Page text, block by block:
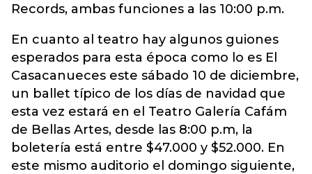
Records, ambas funciones a las 10:00 p.m.
En cuanto al teatro hay algunos guiones
esperados para esta época como lo es El
Casacanueces este sábado 10 de diciembre,
un ballet típico de los días de navidad que
esta vez estará en el Teatro Galería Cafám
de Bellas Artes, desde las 8:00 p.m, la
boletería está entre $47.000 y $52.000. En
este mismo auditorio el domingo siguiente,